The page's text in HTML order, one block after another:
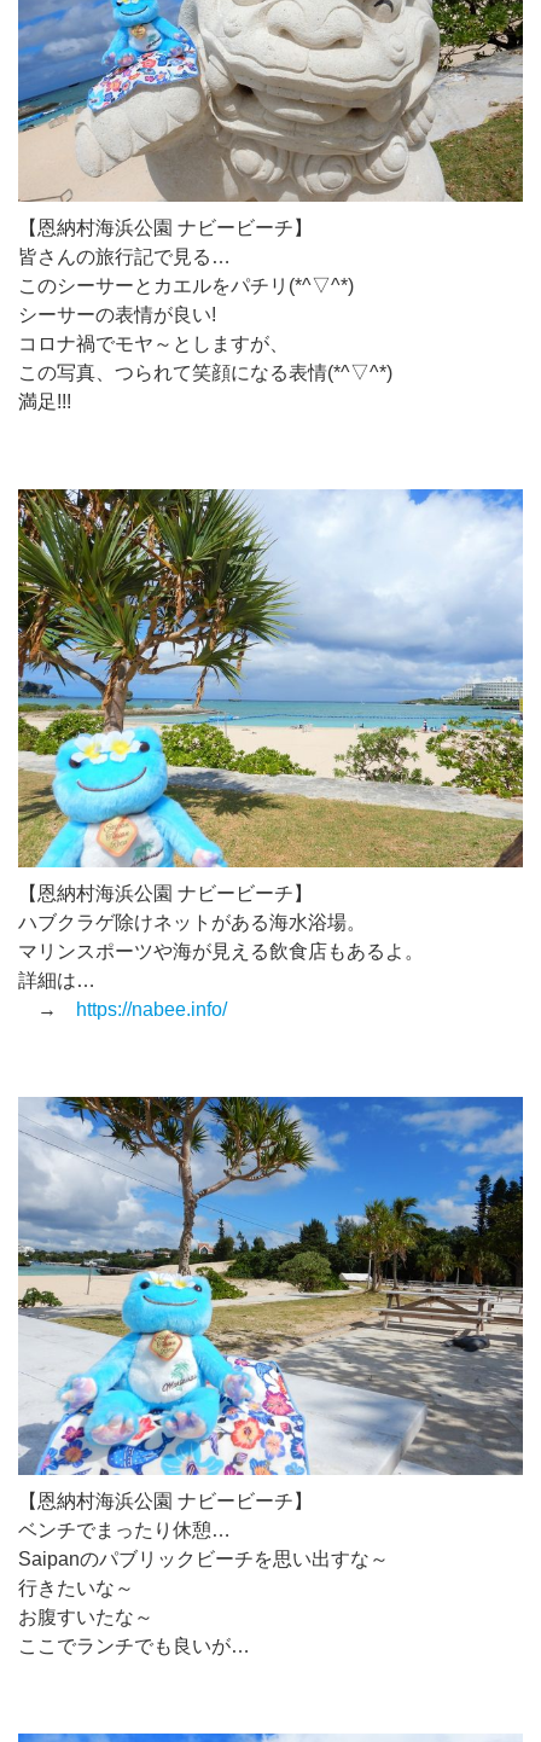
【恩納村海浜公園 ナビービーチ】
皆さんの旅行記で見る…
このシーサーとカエルをパチリ(*^▽^*)
シーサーの表情が良い!
コロナ禍でモヤ～としますが、
この写真、つられて笑顔になる表情(*^▽^*)
満足!!!
【恩納村海浜公園 ナビービーチ】
ハブクラゲ除けネットがある海水浴場。
マリンスポーツや海が見える飲食店もあるよ。
詳細は…
→
https://nabee.info/
【恩納村海浜公園 ナビービーチ】
ベンチでまったり休憩…
Saipanのパブリックビーチを思い出すな～
行きたいな～
お腹すいたな～
ここでランチでも良いが…